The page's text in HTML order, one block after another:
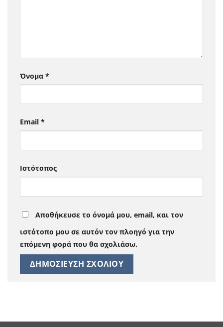
Όνομα *
Email *
Ιστότοπος
Αποθήκευσε το όνομά μου, email, και τον
ιστότοπο μου σε αυτόν τον πλοηγό για την
επόμενη φορά που θα σχολιάσω.